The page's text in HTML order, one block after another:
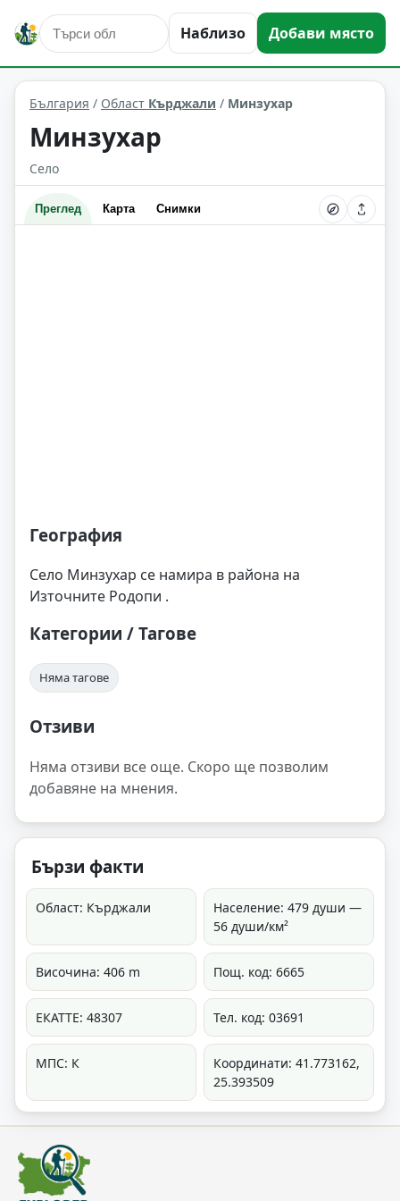
Наблизо Добави място
Минзухар Област: Кърджали
България / Област Кърджали / Минзухар
Минзухар
Село
Преглед Карта Снимки
География
Село Минзухар се намира в района на
Източните Родопи .
Категории / Тагове
Няма тагове
Отзиви
Няма отзиви все още. Скоро ще позволим
добавяне на мнения.
Бързи факти
Област: Кърджали
Население: 479 души —
56 души/км²
Височина: 406 m Пощ. код: 6665
ЕКАТТЕ: 48307 Тел. код: 03691
МПС: К
Координати: 41.773162,
25.393509